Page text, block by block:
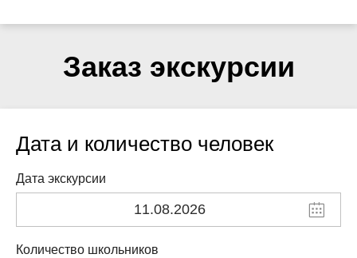
Заказ экскурсии
Дата и количество человек
Дата экскурсии
Количество школьников